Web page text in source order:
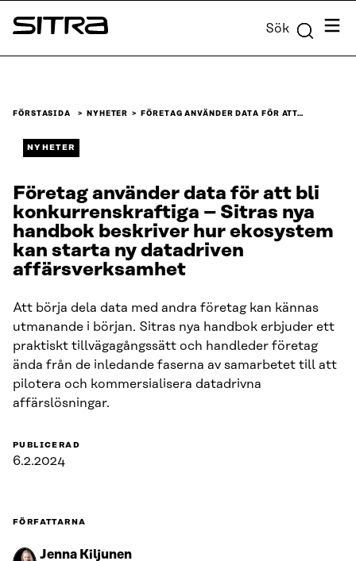
Skip to
content
Sitra Sök Meny
FÖRSTASIDA NYHETER FÖRETAG ANVÄNDER DATA FÖR ATT…
NYHETER
Företag använder data för att bli
konkurrenskraftiga – Sitras nya
handbok beskriver hur ekosystem
kan starta ny datadriven
affärsverksamhet
Att börja dela data med andra företag kan kännas
utmanande i början. Sitras nya handbok erbjuder ett
praktiskt tillvägagångssätt och handleder företag
ända från de inledande faserna av samarbetet till att
pilotera och kommersialisera datadrivna
affärslösningar.
PUBLICERAD
6.2.2024
FÖRFATTARNA
Jenna Kiljunen